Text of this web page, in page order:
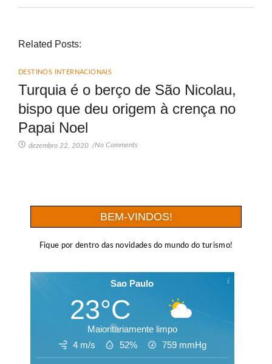
Related Posts:
DESTINOS INTERNACIONAIS
Turquia é o berço de São Nicolau,
bispo que deu origem à crença no
Papai Noel
dezembro 22, 2020 /No Comments
BEM-VINDOS!
Fique por dentro das novidades do mundo do turismo!
Sao Paulo
23°C
Maioritariamente limpo
4 m/s
52% 759 mmHg